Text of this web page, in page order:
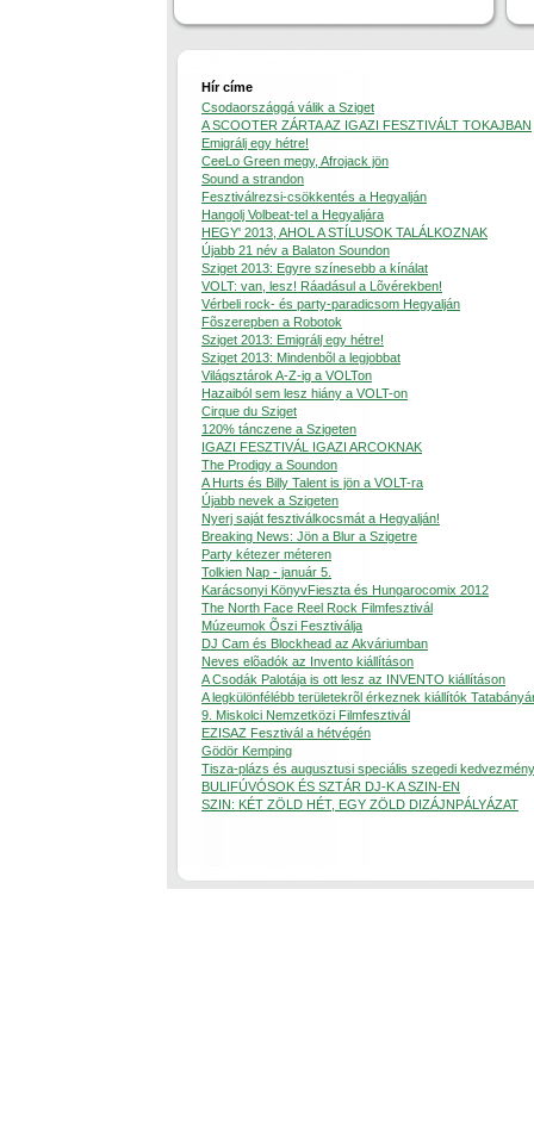
Hír címe
Csodaországgá válik a Sziget
A SCOOTER ZÁRTA AZ IGAZI FESZTIVÁLT TOKAJBAN
Emigrálj egy hétre!
CeeLo Green megy, Afrojack jön
Sound a strandon
Fesztiválrezsi-csökkentés a Hegyalján
Hangolj Volbeat-tel a Hegyaljára
HEGY' 2013, AHOL A STÍLUSOK TALÁLKOZNAK
Újabb 21 név a Balaton Soundon
Sziget 2013: Egyre színesebb a kínálat
VOLT: van, lesz! Ráadásul a Lõvérekben!
Vérbeli rock- és party-paradicsom Hegyalján
Fõszerepben a Robotok
Sziget 2013: Emigrálj egy hétre!
Sziget 2013: Mindenbõl a legjobbat
Világsztárok A-Z-ig a VOLTon
Hazaiból sem lesz hiány a VOLT-on
Cirque du Sziget
120% tánczene a Szigeten
IGAZI FESZTIVÁL IGAZI ARCOKNAK
The Prodigy a Soundon
A Hurts és Billy Talent is jön a VOLT-ra
Újabb nevek a Szigeten
Nyerj saját fesztiválkocsmát a Hegyalján!
Breaking News: Jön a Blur a Szigetre
Party kétezer méteren
Tolkien Nap - január 5.
Karácsonyi KönyvFieszta és Hungarocomix 2012
The North Face Reel Rock Filmfesztivál
Múzeumok Õszi Fesztiválja
DJ Cam és Blockhead az Akváriumban
Neves elõadók az Invento kiállításon
A Csodák Palotája is ott lesz az INVENTO kiállításon
A legkülönfélébb területekrõl érkeznek kiállítók
9. Miskolci Nemzetközi Filmfesztivál
EZISAZ Fesztivál a hétvégén
Gödör Kemping
Tisza-plázs és augusztusi speciális szegedi kedvezmény
BULIFÚVÓSOK ÉS SZTÁR DJ-K A SZIN-EN
SZIN: KÉT ZÖLD HÉT, EGY ZÖLD DIZÁJNPÁLYÁZAT